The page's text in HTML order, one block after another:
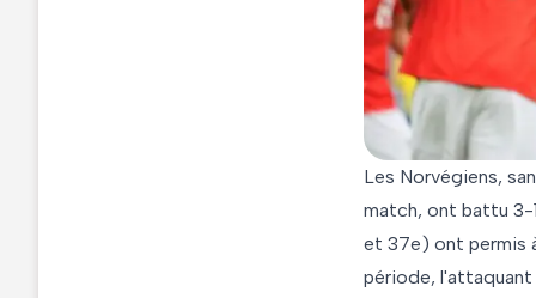
Les Norvégiens,
match, ont battu 3-
et 37e) ont permis
période, l'attaquant